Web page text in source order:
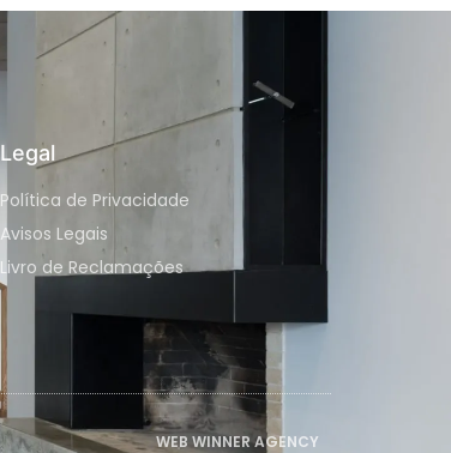
Legal
Política de Privacidade
Avisos Legais
Livro de Reclamações
WEB WINNER AGENCY